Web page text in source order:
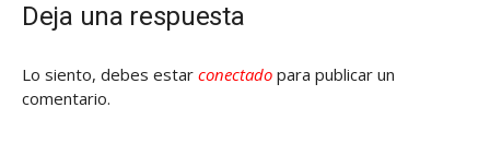
Deja una respuesta
Lo siento, debes estar conectado para publicar un
comentario.